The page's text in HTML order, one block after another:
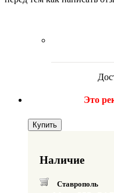
Это
Купить
Наличие
Ставрополь